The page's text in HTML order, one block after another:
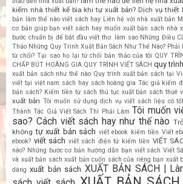
kiếm nhà thiết kế bìa khi tự xuất bản? Dịch vụ thiết
bản
làm thế nào viết sách hay Liên hệ với nhà xuất bản
cơ bản giúp bạn viết sách hay muốn xuất bản sách nhà
bước chuẩn bị để bắt đầu viết thơ. làm sao Những Điều
Thảo Những Quy Trình Xuất Bản Sách Như Thế Nào? Phải
từ chối? Tại sao họ lại từ chối bản thảo của tôi QUY
CHẤP BÚT HOÀNG GIA QUY TRÌNH VIẾT SÁCH quy
xuất bản sách như thế nào Quy trình xuất bản sách tại
viết tại việt nam sách hay sách hoàng gia Tác giả kiếm
bản sách? Kiếm tiền từ sách thủ tục xuất bản sách thuê
xuất bản Tôi muốn sử dụng dịch vụ viết sách liệu có
Thành Tác Giả Viết Sách Thì Phải Làm Tôi muốn
sao? Cách viết sách hay như thế nào
không tự xuất bản sách viết ebook kiếm tiền Viết
ebook? viết sách viết sách điện tử kiếm tiền VIẾT
nào? Những bước cơ bản hướng dẫn bạn viết sách Viết
và xuất bản sách xuất bản cuốn sách của riêng bạn xuất
dàng xuất bản sách XUẤT BẢN SÁCH |